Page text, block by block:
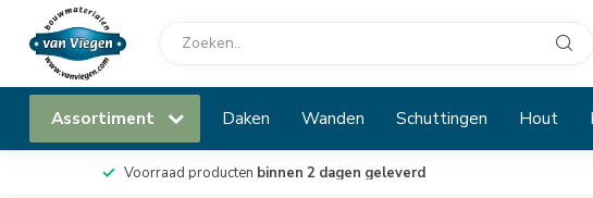
Assortiment Daken Wanden Schuttingen Hout
Voorraad producten binnen 2 dagen geleverd